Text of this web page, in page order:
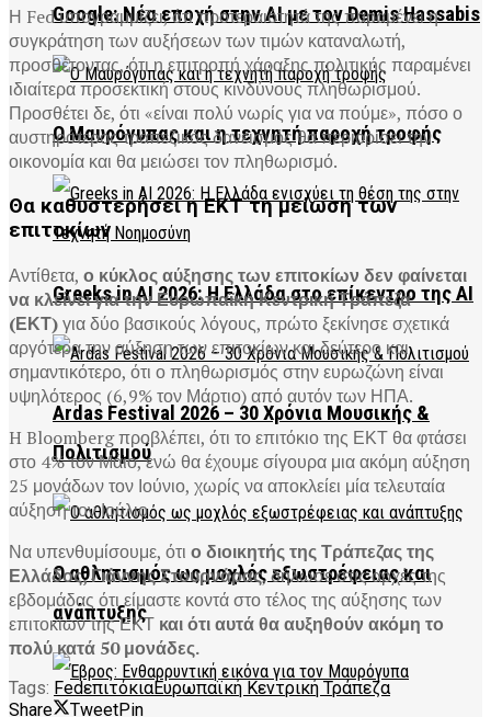
Google: Νέα εποχή στην AI με τον Demis Hassabis
Ο Μαυρόγυπας και η τεχνητή παροχή τροφής
Greeks in AI 2026: Η Ελλάδα στο επίκεντρο της AI
Ardas Festival 2026 – 30 Χρόνια Μουσικής &
Πολιτισμού
Ο αθλητισμός ως μοχλός εξωστρέφειας και
ανάπτυξης
Η Fed υπογραμμίζει, ότι προτεραιότητά της παραμένει η
συγκράτηση των αυξήσεων των τιμών καταναλωτή,
προσθέτοντας, ότι η επιτροπή χάραξης πολιτικής παραμένει
ιδιαίτερα προσεκτική στους κινδύνους πληθωρισμού.
Προσθέτει δε, ότι «είναι πολύ νωρίς για να πούμε», πόσο ο
αυστηρότερος τραπεζικός δανεισμός θα περιορίσει την
οικονομία και θα μειώσει τον πληθωρισμό.
Θα καθυστερήσει η ΕΚΤ τη μείωση των
επιτοκίων
Αντίθετα, ο κύκλος αύξησης των επιτοκίων δεν φαίνεται
να κλείνει για την Ευρωπαϊκή Κεντρική Τράπεζα
(ΕΚΤ)για δύο βασικούς λόγους, πρώτο ξεκίνησε σχετικά
αργότερα την αύξηση των επιτοκίων και δεύτερο και
σημαντικότερο, ότι ο πληθωρισμός στην ευρωζώνη είναι
υψηλότερος (6,9% τον Μάρτιο) από αυτόν των ΗΠΑ.
H Bloomberg προβλέπει, ότι το επιτόκιο της ΕΚΤ θα φτάσει
στο 4% τον Μάιο, ενώ θα έχουμε σίγουρα μια ακόμη αύξηση
25 μονάδων τον Ιούνιο, χωρίς να αποκλείει μία τελευταία
αύξηση τον Ιούλιο.
Να υπενθυμίσουμε, ότι ο διοικητής της Τράπεζας της
Ελλάδος, Γιάννης Στουρνάρας, δήλωσε στις αρχές της
εβδομάδας ότι είμαστε κοντά στο τέλος της αύξησης των
επιτοκίων της ΕΚΤ και ότι αυτά θα αυξηθούν ακόμη το
πολύ κατά 50 μονάδες.
Tags: FedεπιτόκιαΕυρωπαϊκή Κεντρική Τράπεζα
Share
TweetPin